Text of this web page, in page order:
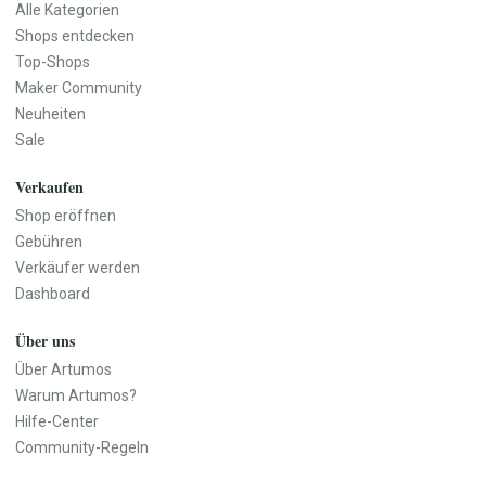
Geschirr
Vasen
Wanddekoration
Teppiche
Aufbewahrung
Haustür & Eingangsbereich
Baby, Kind & Familie
Baby- & Kinderkleidung
Baby- & Kinderschuhe
Baby-Ausstattung
Spielzeug
Kinderwagen & Kindersitze
Lernspielzeug
Kinderbücher
Babygeschenke
Erinnerungsboxen
Alle Kategorien
Shops entdecken
Top-Shops
Maker Community
Neuheiten
Sale
Verkaufen
Shop eröffnen
Gebühren
Verkäufer werden
Dashboard
Über uns
Über Artumos
Warum Artumos?
Hilfe-Center
Community-Regeln